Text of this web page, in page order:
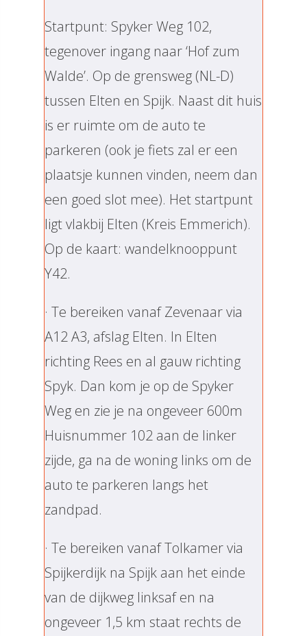
Startpunt: Spyker Weg 102,
tegenover ingang naar ‘Hof zum
Walde’. Op de grensweg (NL-D)
tussen Elten en Spijk. Naast dit huis
is er ruimte om de auto te
parkeren (ook je fiets zal er een
plaatsje kunnen vinden, neem dan
een goed slot mee). Het startpunt
ligt vlakbij Elten (Kreis Emmerich).
Op de kaart: wandelknooppunt
Y42.
· Te bereiken vanaf Zevenaar via
A12 A3, afslag Elten. In Elten
richting Rees en al gauw richting
Spyk. Dan kom je op de Spyker
Weg en zie je na ongeveer 600m
Huisnummer 102 aan de linker
zijde, ga na de woning links om de
auto te parkeren langs het
zandpad.
· Te bereiken vanaf Tolkamer via
Spijkerdijk na Spijk aan het einde
van de dijkweg linksaf en na
ongeveer 1,5 km staat rechts de